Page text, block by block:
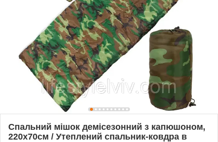
Спальний мішок демісезонний з капюшоном,
220х70см / Утеплений спальник-ковдра в